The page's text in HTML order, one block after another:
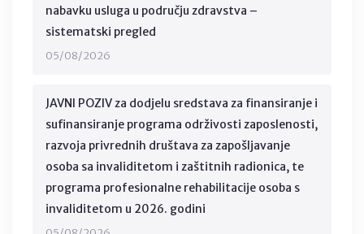
nabavku usluga u području zdravstva –
sistematski pregled
05/08/2026
JAVNI POZIV za dodjelu sredstava za finansiranje i
sufinansiranje programa održivosti zaposlenosti,
razvoja privrednih društava za zapošljavanje
osoba sa invaliditetom i zaštitnih radionica, te
programa profesionalne rehabilitacije osoba s
invaliditetom u 2026. godini